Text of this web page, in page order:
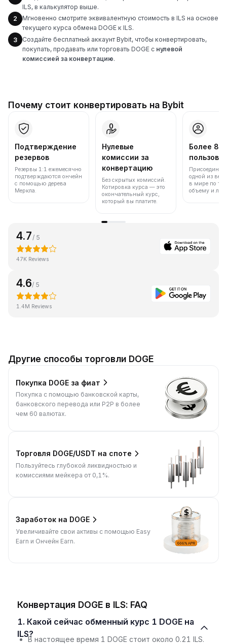
ILS, в калькулятор выше.
2
Мгновенно смотрите эквивалентную стоимость в ILS на основе
текущего курса обмена DOGE к ILS.
3
Создайте бесплатный аккаунт Bybit, чтобы конвертировать,
покупать, продавать или торговать DOGE с нулевой
комиссией за конвертацию.
Почему стоит конвертировать на Bybit
Подтверждение
резервов
Резервы 1:1 ежемесячно
подтверждаются ончейн
с помощью дерева
Меркла.
Нулевые
комиссии за
конвертацию
Без скрытых комиссий.
Котировка курса — это
окончательный курс,
который вы платите.
Более 86
одной из
в мире по
объему и
4.7 / 5
47K Reviews
4.6/ 5
1.4M Reviews
Другие способы торговли DOGE
Покупка DOGE за фиат
Покупка с помощью банковской карты,
банковского перевода или P2P в более
чем 60 валютах.
Торговля DOGE/USDT на споте
Пользуйтесь глубокой ликвидностью и
комиссиями мейкера от 0,1%.
Заработок на DOGE
Увеличивайте свои активы с помощью Easy
Earn и Ончейн Earn.
Конвертация DOGE в ILS: FAQ
1. Какой сейчас обменный курс 1 DOGE на
ILS?
В настоящее время 1 DOGE стоит около 0.21 ILS.